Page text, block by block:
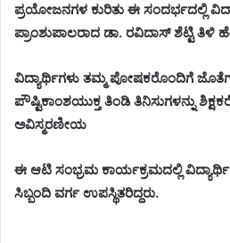
ಪ್ರಯೋಜನಗಳ ಕುರಿತು ಈ ಸಂದರ್ಭದಲ್ಲಿ
ಪ್ರಾಂಶುಪಾಲರಾದ ಡಾ. ರವಿದಾಸ್ ಶೆಟ್ಟಿ ತಿಳಿ
ವಿದ್ಯಾರ್ಥಿಗಳು ತಮ್ಮ ಪೋಷಕರೊಂದಿಗೆ
ಪೌಷ್ಟಿಕಾಂಶಯುಕ್ತ ತಿಂಡಿ ತಿನಿಸುಗಳನ್ನು
ಅವಿಸ್ಮರಣೀಯ
ಈ ಆಟಿ ಸಂಭ್ರಮ ಕಾರ್ಯಕ್ರಮದಲ್ಲಿ
ಸಿಬ್ಬಂದಿ ವರ್ಗ ಉಪಸ್ಥಿತರಿದ್ದರು.